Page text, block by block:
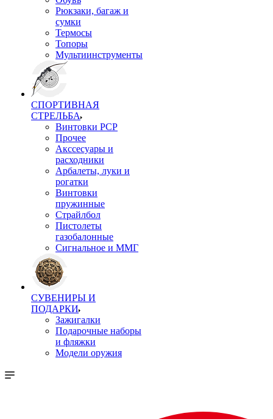
Рюкзаки, багаж и
сумки
Термосы
Топоры
Мультиинструменты
СПОРТИВНАЯ
СТРЕЛЬБА
Винтовки PCP
Прочее
Акссесуары и
расходники
Арбалеты, луки и
рогатки
Винтовки
пружинные
Страйлбол
Пистолеты
газобалонные
Сигнальное и ММГ
СУВЕНИРЫ И
ПОДАРКИ
Зажигалки
Подарочные наборы
и фляжки
Модели оружия